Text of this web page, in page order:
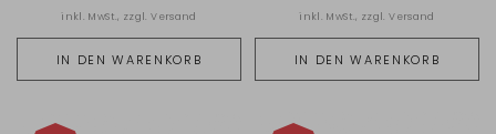
IN DEN WARENKORB
inkl. MwSt., zzgl.Versand
IN DEN WARENKORB
inkl. MwSt., zzgl.Versand